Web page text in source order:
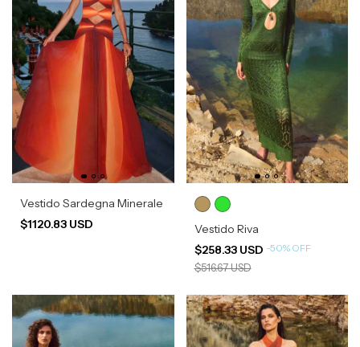
Vestido Sardegna Minerale
$1120.83 USD
Vestido Riva
$258.33 USD -50% OFF
$516.67 USD